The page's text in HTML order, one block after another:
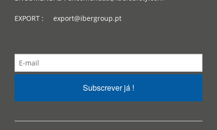
EXPORT : export@ibergroup.pt
Subscrever já !